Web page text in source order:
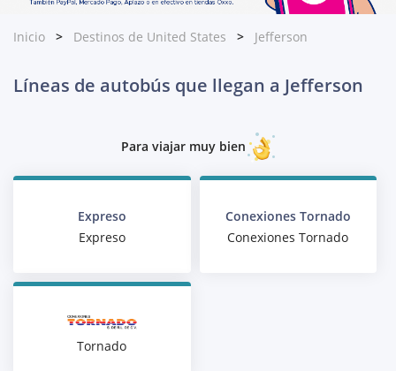
Inicio Destinos de United States Jefferson
Líneas de autobús que llegan a Jefferson
Para viajar muy bien
Expreso
Expreso
Conexiones Tornado
Conexiones Tornado
Tornado